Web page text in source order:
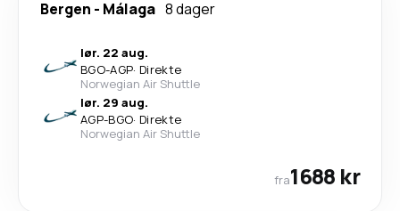
Bergen - Málaga 8 dager
lør. 22 aug.
BGO-AGP· Direkte
Norwegian Air Shuttle
lør. 29 aug.
AGP-BGO· Direkte
Norwegian Air Shuttle
fra1688 kr